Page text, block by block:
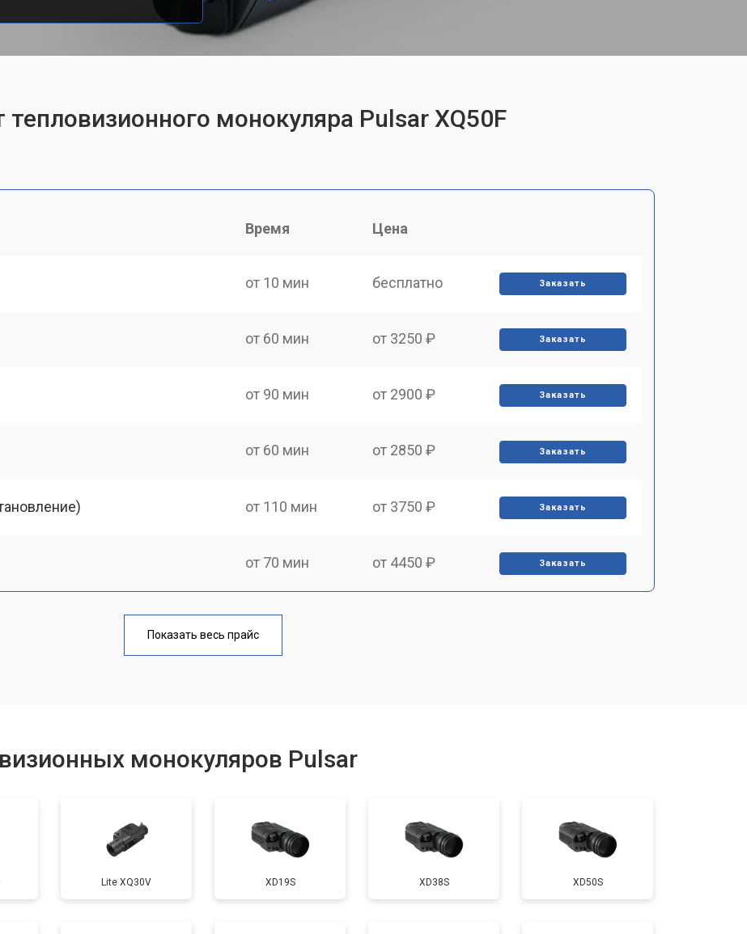
монокуляра Pulsar XQ50F
Время Цена
от 10 мин бесплатно Заказать
от 60 мин от 3250 ₽ Заказать
от 90 мин от 2900 ₽ Заказать
от 60 мин от 2850 ₽ Заказать
от 110 мин от 3750 ₽ Заказать
от 70 мин от 4450 ₽ Заказать
от 80 мин
Показать весь прайс
монокуляров Pulsar
Lite XQ30V XD19S XD38S XD50S